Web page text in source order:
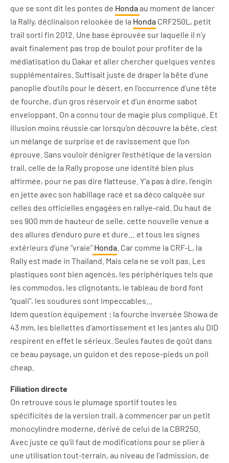
que se sont dit les pontes de Hondaau moment de lancer
la Rally, déclinaison relookée de la Honda CRF250L, petit
trail sorti fin 2012. Une base éprouvée sur laquelle il n’y
avait finalement pas trop de boulot pour profiter de la
médiatisation du Dakar et aller chercher quelques ventes
supplémentaires. Suffisait juste de draper la bête d’une
panoplie d’outils pour le désert, en l’occurrence d’une tête
de fourche, d’un gros réservoir et d’un énorme sabot
enveloppant. On a connu tour de magie plus compliqué. Et
illusion moins réussie car lorsqu’on découvre la bête, c’est
un mélange de surprise et de ravissement que l’on
éprouve. Sans vouloir dénigrer l’esthétique de la version
trail, celle de la Rally propose une identité bien plus
affirmée, pour ne pas dire flatteuse. Y’a pas à dire, l’engin
en jette avec son habillage racé et sa déco calquée sur
celles des officielles engagées en rallye-raid. Du haut de
ses 900 mm de hauteur de selle, cette nouvelle venue a
des allures d’enduro pure et dure… et tous les signes
extérieurs d’une “vraie” Honda . Car comme la CRF-L, la
Rally est made in Thailand. Mais cela ne se voit pas. Les
plastiques sont bien agencés, les périphériques tels que
les commodos, les clignotants, le tableau de bord font
“quali”, les soudures sont impeccables…
Idem question équipement : la fourche inversée Showa de
43 mm, les biellettes d’amortissement et les jantes alu DID
respirent en effet le sérieux. Seules fautes de goût dans
ce beau paysage, un guidon et des repose-pieds un poil
cheap.
Filiation directe
On retrouve sous le plumage sportif toutes les
spécificités de la version trail, à commencer par un petit
monocylindre moderne, dérivé de celui de la CBR250.
Avec juste ce qu’il faut de modifications pour se plier à
une utilisation tout-terrain, au niveau de l’admission, de